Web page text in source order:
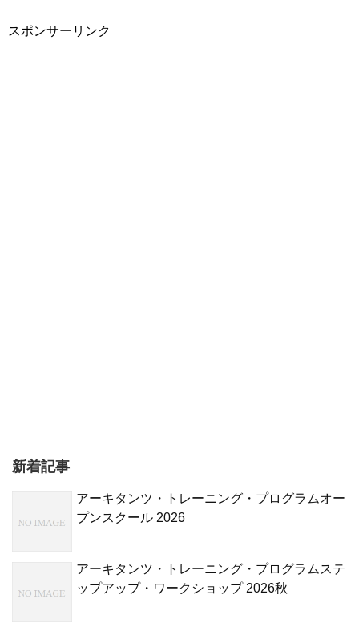
スポンサーリンク
新着記事
アーキタンツ・トレーニング・プログラムオー
プンスクール 2026
アーキタンツ・トレーニング・プログラムステ
ップアップ・ワークショップ 2026秋